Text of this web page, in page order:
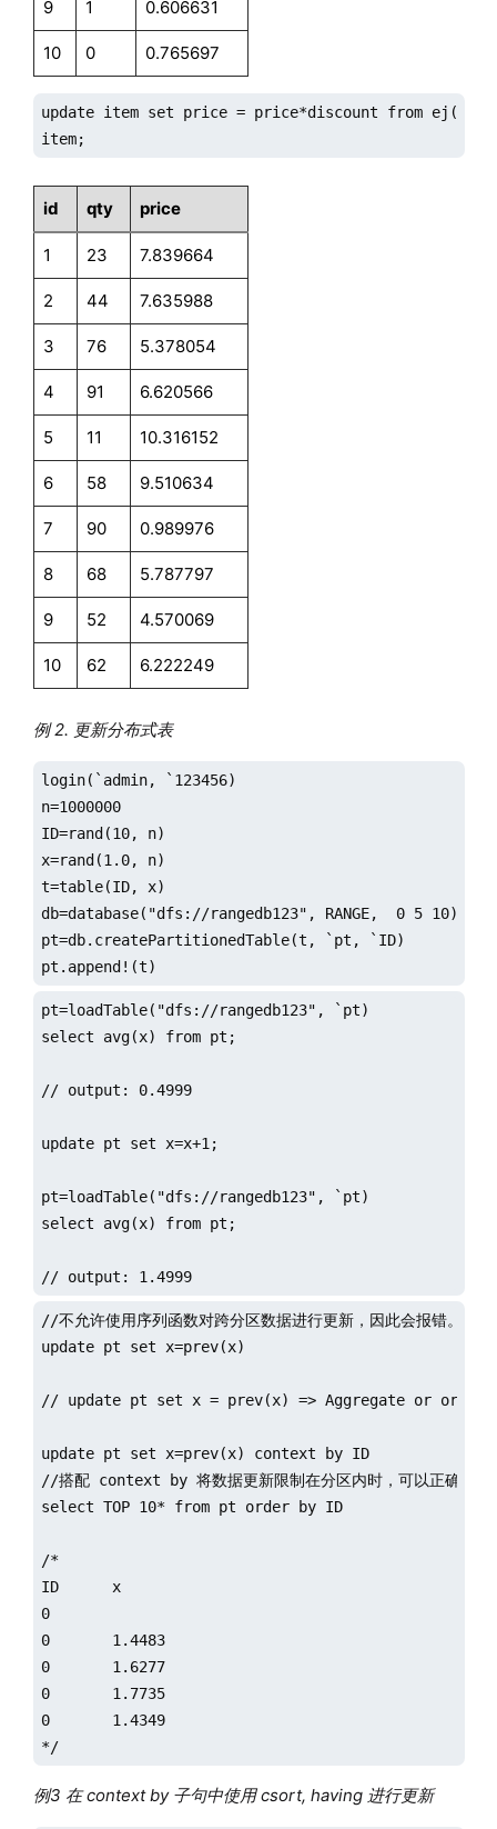
9 1 0.606631
10 0 0.765697
update item set price = price*discount from
item;
id qty price
1 23 7.839664
2 44 7.635988
3 76 5.378054
4 91 6.620566
5 11 10.316152
6 58 9.510634
7 90 0.989976
8 68 5.787797
9 52 4.570069
10 62 6.222249
例 2. 更新分布式表
login(`admin, `123456)
n=1000000
ID=rand(10, n)
x=rand(1.0, n)
t=table(ID, x)
db=database("dfs://rangedb123", RANGE,  0 5 10)
pt=db.createPartitionedTable(t, `pt, `ID)
pt.append!(t)
pt=loadTable("dfs://rangedb123", `pt)
select avg(x) from pt;
// output: 0.4999
update pt set x=x+1;
pt=loadTable("dfs://rangedb123", `pt)
select avg(x) from pt;
// output: 1.4999
//不允许使用序列函数对跨分区数据进行更新，因此会报错。
update pt set x=prev(x)
// update pt set x = prev(x) => Aggregate or
update pt set x=prev(x) context by ID
//搭配 context by 将数据更新限制在分区内时，可以正确执行
select TOP 10* from pt order by ID
/*
ID	x
0
0	1.4483
0	1.6277
0	1.7735
0	1.4349
*/
例3 在 context by 子句中使用 csort, having 进行更新